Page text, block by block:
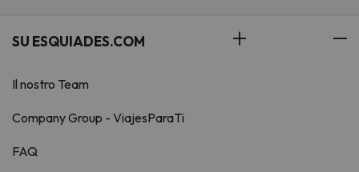
SU ESQUIADES.COM
Il nostro Team
Company Group - ViajesParaTi
FAQ